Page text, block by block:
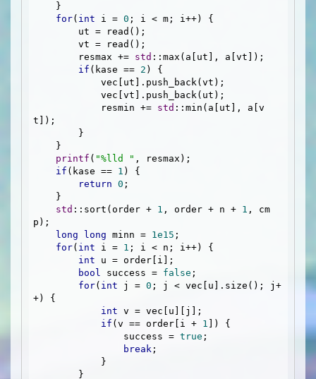
for( int i = 0 ; i < m; i++) {
        resmax +=
std ::max(a[ut], a[vt]);
if (kase == 2 ) {
            resmin +=
std ::min(a[ut], a[v
t]);
printf ( "%lld " , resmax);
if (kase == 1 ) {
return 0 ;
std ::sort(order + 1 , order + n + 1 , cm
p);
long
long minn = 1e15 ;
for( int i = 1 ; i < n; i++) {
int u = order[i];
bool success = false ;
for( int j = 0 ; j < vec[u].size(); j+
+) {
int v = vec[u][j];
if (v == order[i + 1 ]) {
                success =
true ;
break ;